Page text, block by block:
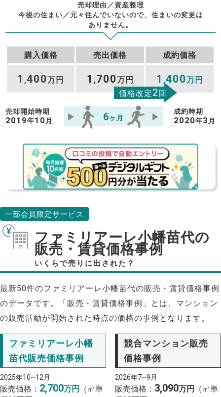
売却理由／資産整理
今後の住まい／元々住んでいないので、住まいの変更は
ありません。
購入価格 売出価格 成約価格
1 ,400万円 1 ,700万円 1 ,400万円
価格改定2回
売却開始時期
2019年10 月 6ヶ月
成約時期
2020年3 月
一部会員限定サービス
ファミリアーレ小幡苗代の
販売・賃貸価格事例
いくらで売りに出された？
最新50件のファミリアーレ小幡苗代の販売・賃貸価格事例
のデータです。「販売・賃貸価格事例」とは、マンション
の販売活動が開始された時点の価格の事例となります。
ファミリアーレ小幡
苗代販売価格事例
2025年10~12月
販売価格： 2,700万円
（㎡単
競合マンション販売
価格事例
2026年7~9月
販売価格： 3,090万円
（㎡単